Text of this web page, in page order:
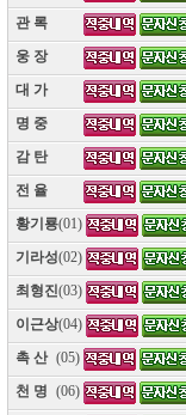
관 록
웅 장
대 가
명 중
감 탄
전 율
황기룡(01)
기라성(02)
최형진(03)
이근상(04)
촉 산 (05)
천 명 (06)